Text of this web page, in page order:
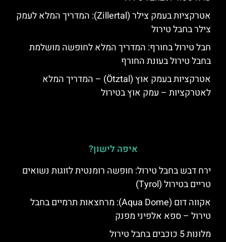
אטרקציות בעמק צילר (Zillertal): המדריך המלא לעמק
צילר בחבל טירול
חבל טירול בחורף: המדריך המלא לחופשה מושלמת
בחבל טירול בעונת החורף
אטרקציות בעמק אוץ (Ötztal) – המדריך המלא
לאטרקציות – עמק אוץ בטירול
איפה לישון?
ירח דבש בחבל טירול: חופשה רומנטית לזוגות נשואים
טריים בטירול (Tyrol)
אקווה דום (Aqua Dome): מרחצאות תרמיים בחבל
טירול – ספא אלפיני מפנק
מלונות 5 כוכבים בחבל טירול